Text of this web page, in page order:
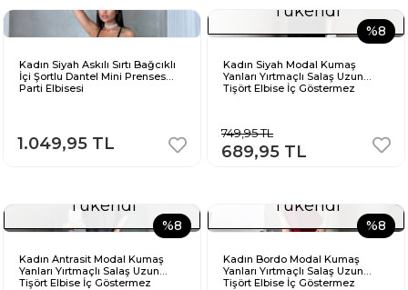
Kadın Siyah Askılı Sırtı Bağcıklı
İçi Şortlu Dantel Mini Prenses
Parti Elbisesi
1.049,95 TL
%8
Tükendi
Kadın Siyah Modal Kumaş
Yanları Yırtmaçlı Salaş Uzun
Tişört Elbise İç Göstermez
749,95 TL
689,95 TL
%8
Tükendi
Kadın Antrasit Modal Kumaş
Yanları Yırtmaçlı Salaş Uzun
Tişört Elbise İç Göstermez
%8
Tükendi
Kadın Bordo Modal Kumaş
Yanları Yırtmaçlı Salaş Uzun
Tişört Elbise İç Göstermez